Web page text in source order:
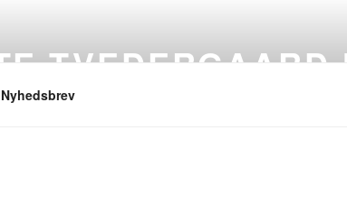
TVEDERGAARD
Nyhedsbrev